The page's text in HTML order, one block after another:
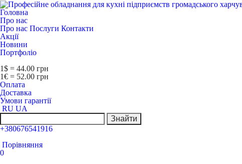
Головна
Про нас
Про нас Послуги Контакти
Акції
Новини
Портфоліо
1$ = 44.00 грн
1€ = 52.00 грн
Оплата
Доставка
Умови гарантії
RU UA
Знайти
+380676541916
Порівняння
0